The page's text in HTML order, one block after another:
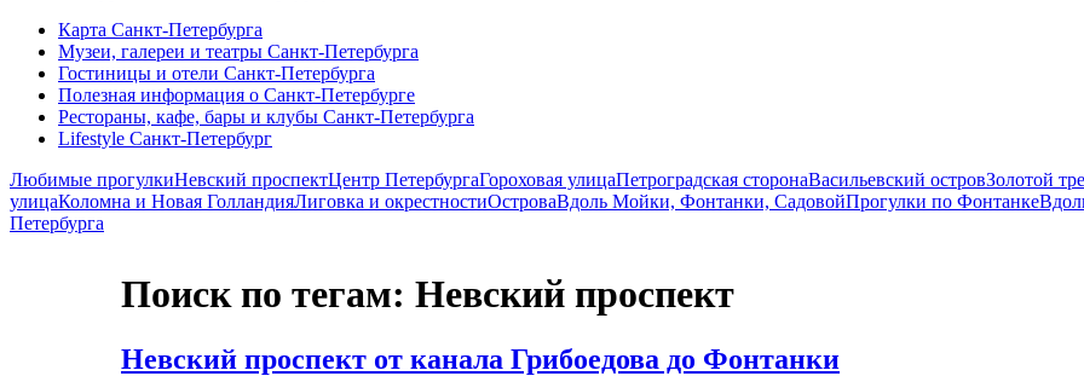
Карта Санкт-Петербурга
Музеи, галереи и театры Санкт-Петербурга
Гостиницы и отели Санкт-Петербурга
Полезная информация о Санкт-Петербурге
Рестораны, кафе, бары и клубы Санкт-Петербурга
Lifestyle Санкт-Петербург
Любимые прогулкиНевский проспектЦентр ПетербургаГороховая улицаПетроградская сторонаВасильевский островЗолотой
улицаКоломна и Новая ГолландияЛиговка и окрестностиОстроваВдоль Мойки, Фонтанки, СадовойПрогулки по Фонтанке
Петербурга
Поиск по тегам: Невский проспект
Невский проспект от канала Грибоедова до Фонтанки